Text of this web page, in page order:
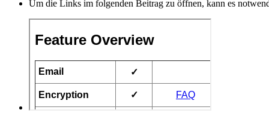
Um die Links im folgenden Beitrag zu öffnen, kann es